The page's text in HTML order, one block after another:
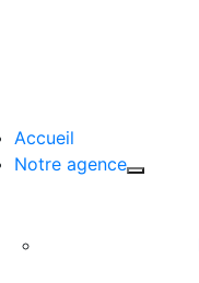
Accueil
Notre agence